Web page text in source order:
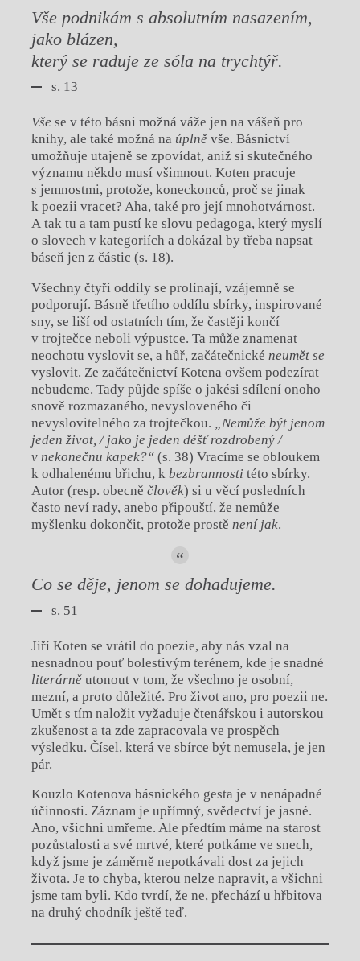
Vše podnikám s absolutním nasazením,
jako blázen,
který se raduje ze sóla na trychtýř.
s. 13
Vše se v této básni možná váže jen na vášeň pro
knihy, ale také možná na úplněvše. Básnictví
umožňuje utajeně se zpovídat, aniž si skutečného
významu někdo musí všimnout. Koten pracuje
s jemnostmi, protože, koneckonců, proč se jinak
k poezii vracet? Aha, také pro její mnohotvárnost.
A tak tu a tam pustí ke slovu pedagoga, který myslí
o slovech v kategoriích a dokázal by třeba napsat
báseň jen z částic (s. 18).
Všechny čtyři oddíly se prolínají, vzájemně se
podporují. Básně třetího oddílu sbírky, inspirované
sny, se liší od ostatních tím, že častěji končí
v trojtečce neboli výpustce. Ta může znamenat
neochotu vyslovit se, a hůř, začátečnické neumět se
vyslovit. Ze začátečnictví Kotena ovšem podezírat
nebudeme. Tady půjde spíše o jakési sdílení onoho
snově rozmazaného, nevysloveného či
nevyslovitelného za trojtečkou. „Nemůže být jenom
jeden život, / jako je jeden déšť rozdrobený /
v nekonečnu kapek?“ (s. 38) Vracíme se obloukem
k odhalenému břichu, k bezbrannosti této sbírky.
Autor (resp. obecně člověk) si u věcí posledních
často neví rady, anebo připouští, že nemůže
myšlenku dokončit, protože prostě není jak.
Co se děje, jenom se dohadujeme.
s. 51
Jiří Koten se vrátil do poezie, aby nás vzal na
nesnadnou pouť bolestivým terénem, kde je snadné
literárně utonout v tom, že všechno je osobní,
mezní, a proto důležité. Pro život ano, pro poezii ne.
Umět s tím naložit vyžaduje čtenářskou i autorskou
zkušenost a ta zde zapracovala ve prospěch
výsledku. Čísel, která ve sbírce být nemusela, je jen
pár.
Kouzlo Kotenova básnického gesta je v nenápadné
účinnosti. Záznam je upřímný, svědectví je jasné.
Ano, všichni umřeme. Ale předtím máme na starost
pozůstalosti a své mrtvé, které potkáme ve snech,
když jsme je záměrně nepotkávali dost za jejich
života. Je to chyba, kterou nelze napravit, a všichni
jsme tam byli. Kdo tvrdí, že ne, přechází u hřbitova
na druhý chodník ještě teď.
Chviličku.